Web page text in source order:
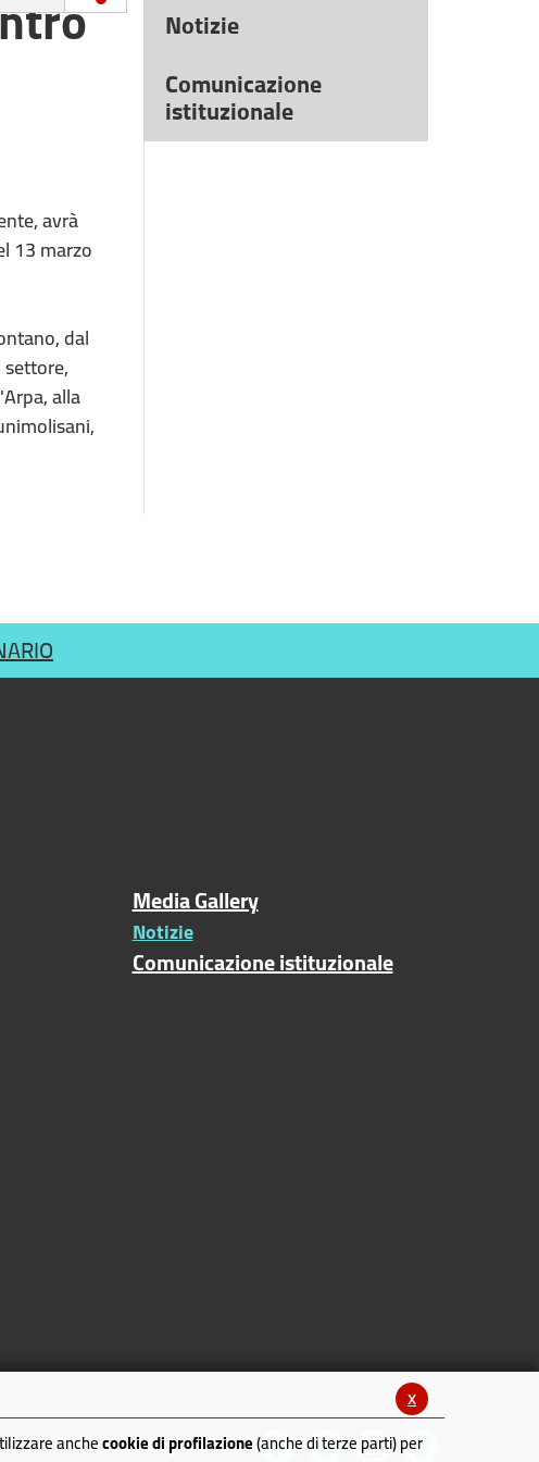
x
anchecookie di profilazione(anche di terze parti) per
avrà
13 marzo
dal
alla
Notizie
Comunicazione
istituzionale
Media Gallery
Notizie
Comunicazione istituzionale
Seguici su: